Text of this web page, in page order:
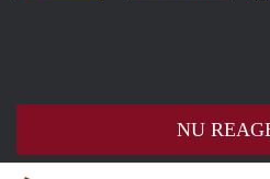
NU